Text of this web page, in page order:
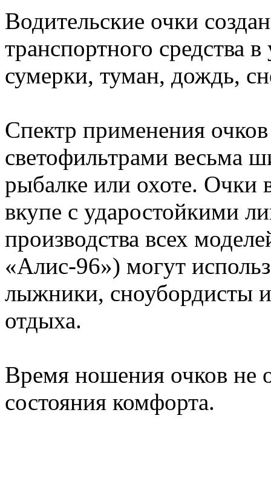
Водительские очки
транспортного средства
сумерки, туман, дождь,
Спектр применения
светофильтрами весьма
рыбалке или охоте. Очки
вкупе с ударостойкими
производства всех
«Алис-96») могут
лыжники, сноубордисты
отдыха.
Время ношения очков не
состояния комфорта.